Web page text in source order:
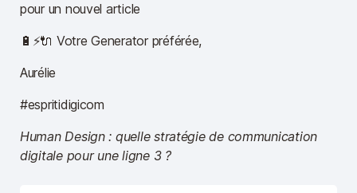
pour un nouvel article
🔋⚡🔌 Votre Generator préférée,
Aurélie
#espritidigicom
Human Design : quelle stratégie de communication
digitale pour une ligne 3 ?